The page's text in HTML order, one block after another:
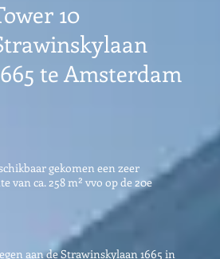
10
te Amsterdam
gekomen een zeer
ca. 258 m² vvo op de 20e
aan de Strawinskylaan 1665 in